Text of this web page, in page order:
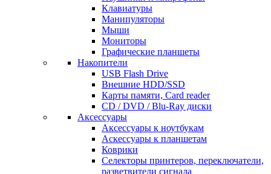
Клавиатуры
Манипуляторы
Мыши
Мониторы
Графические планшеты
Накопители
USB Flash Drive
Внешние HDD/SSD
Карты памяти, Card reader
CD / DVD / Blu-Ray диски
Аксессуары
Аксессуары к ноутбукам
Аскессуары к планшетам
Коврики
Селекторы принтеров, переключатели,
разветвители сигнала